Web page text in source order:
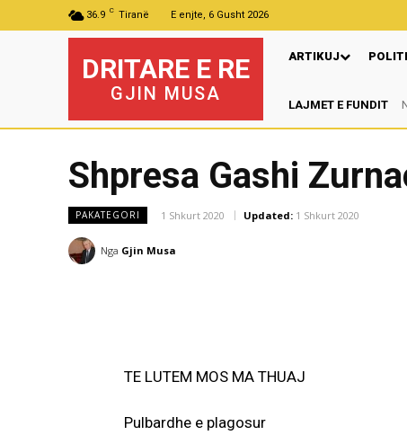
36.9 C Tiranë E enjte, 6 Gusht 2026
DRITARE E RE
GJIN MUSA
ARTIKUJ
LAJMET E FUNDIT
Shpresa Gashi
PAKATEGORI 1 Shkurt 2020 Updated: 1 Shkurt 2020
Nga Gjin Musa
TE LUTEM MOS MA THUAJ
Pulbardhe e plagosur